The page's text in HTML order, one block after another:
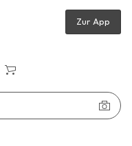
Zur App